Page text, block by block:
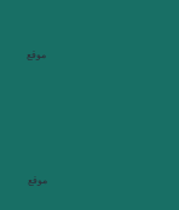
موقع
موقع